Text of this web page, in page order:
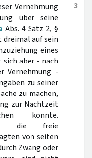
3
Vernehmung
über seine
Abs. 4 Satz 2, §
dreimal auf sein
eines
sich aber - nach
Vernehmung -
zu seiner
zu machen,
zur Nachtzeit
konnte.
die freie
von seiten
Zwang oder